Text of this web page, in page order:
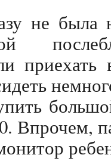
не была
Впрочем,